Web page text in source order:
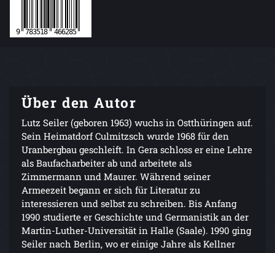
Über den Autor
Lutz Seiler (geboren 1963) wuchs in Ostthüringen auf.
Sein Heimatdorf Culmitzsch wurde 1968 für den
Uranbergbau geschleift. In Gera schloss er eine Lehre
als Baufacharbeiter ab und arbeitete als
Zimmermann und Maurer. Während seiner
Armeezeit begann er sich für Literatur zu
interessieren und selbst zu schreiben. Bis Anfang
1990 studierte er Geschichte und Germanistik an der
Martin-Luther-Universität in Halle (Saale). 1990 ging
Seiler nach Berlin, wo er einige Jahre als Kellner